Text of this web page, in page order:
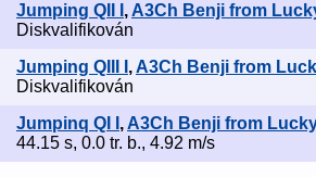
Jumping QII I , A3Ch Benji from
Diskvalifikován
Jumping QIII I ,A3Ch Benji from
Diskvalifikován
Jumpinq QI I , A3Ch Benji from
44.15 s, 0.0 tr. b., 4.92 m/s